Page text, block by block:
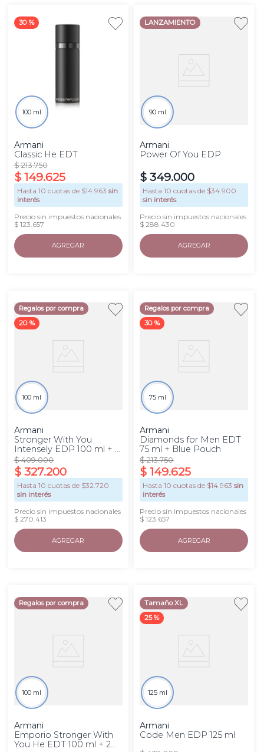
30 %
100 ml
Armani
Classic He EDT
$ 213.750
$ 149.625
Hasta 10 cuotas de $14.963 sin
interés
Precio sin impuestos nacionales
$ 123.657
AGREGAR
LANZAMIENTO
90 ml
Armani
Power Of You EDP
$ 349.000
Hasta10 cuotas de $34.900
sin interés
Precio sin impuestos nacionales
$ 288.430
AGREGAR
Regalos por compra
20 %
100 ml
Armani
Stronger With You
Intensely EDP 100 ml + 2
Minitallas
$ 409.000
$ 327.200
Hasta 10 cuotas de $32.720
sin interés
Precio sin impuestos nacionales
$ 270.413
AGREGAR
Regalos por compra
30 %
75 ml
Armani
Diamonds for Men EDT
75 ml + Blue Pouch
$ 213.750
$ 149.625
Hasta10 cuotas de $14.963 sin
interés
Precio sin impuestos nacionales
$ 123.657
AGREGAR
Regalos por compra
100 ml
Armani
Emporio Stronger With
You He EDT 100 ml + 2
Tamaño XL
25 %
125 ml
Armani
Code Men EDP 125 ml